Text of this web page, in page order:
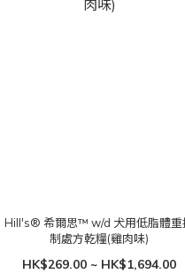
Hill's® 希爾思™ w/d 犬用低脂體重
制處方乾糧(雞肉味)
HK$269.00 ~ HK$1,694.00